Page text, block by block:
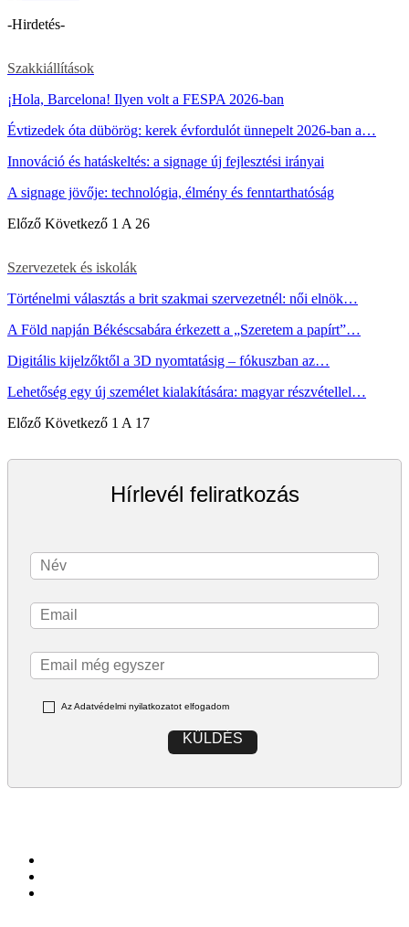
-Hirdetés-
Szakkiállítások
¡Hola, Barcelona! Ilyen volt a FESPA 2026-ban
Évtizedek óta dübörög: kerek évfordulót ünnepelt 2026-ban a…
Innováció és hatáskeltés: a signage új fejlesztési irányai
A signage jövője: technológia, élmény és fenntarthatóság
Előző Következő 1 A 26
Szervezetek és iskolák
Történelmi választás a brit szakmai szervezetnél: női elnök…
A Föld napján Békéscsabára érkezett a „Szeretem a papírt”…
Digitális kijelzőktől a 3D nyomtatásig – fókuszban az…
Lehetőség egy új személet kialakítására: magyar részvétellel…
Előző Következő 1 A 17
Hírlevél feliratkozás
Az Adatvédelmi nyilatkozatot elfogadom
KÜLDÉS